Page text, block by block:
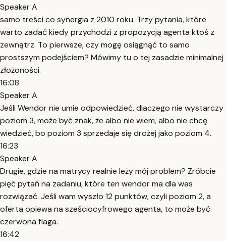
Speaker A
samo treści co synergia z 2010 roku. Trzy pytania, które
warto zadać kiedy przychodzi z propozycją agenta ktoś z
zewnątrz. To pierwsze, czy mogę osiągnąć to samo
prostszym podejściem? Mówimy tu o tej zasadzie minimalnej
złożoności.
16:08
Speaker A
Jeśli Wendor nie umie odpowiedzieć, dlaczego nie wystarczy
poziom 3, może być znak, że albo nie wiem, albo nie chcę
wiedzieć, bo poziom 3 sprzedaje się drożej jako poziom 4.
16:23
Speaker A
Drugie, gdzie na matrycy realnie leży mój problem? Zróbcie
pięć pytań na zadaniu, które ten wendor ma dla was
rozwiązać. Jeśli wam wyszło 12 punktów, czyli poziom 2, a
oferta opiewa na sześciocyfrowego agenta, to może być
czerwona flaga.
16:42